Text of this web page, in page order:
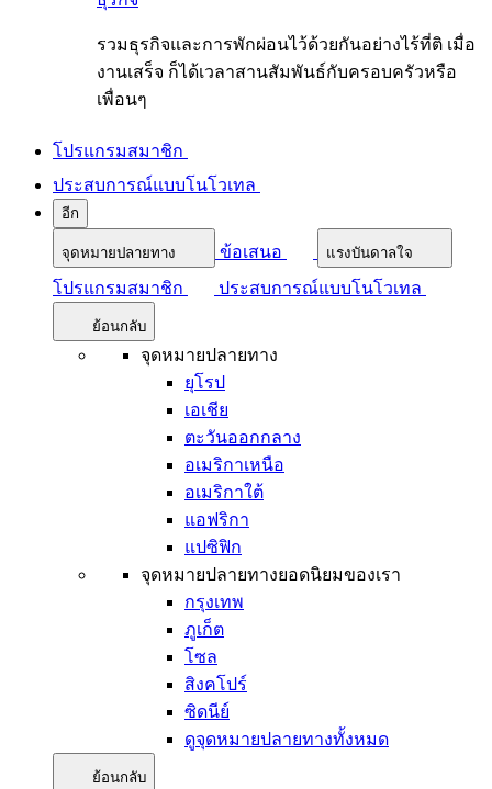
รวมธุรกิจและการพักผ่อนไว้ด้วยกันอย่างไร้ที่ติ เมื่อ
งานเสร็จ ก็ได้เวลาสานสัมพันธ์กับครอบครัวหรือ
เพื่อนๆ
โปรแกรมสมาชิก
ประสบการณ์แบบโนโวเทล
อีก
จุดหมายปลายทาง ข้อเสนอ แรงบันดาลใจ
โปรแกรมสมาชิก ประสบการณ์แบบโนโวเทล
ย้อนกลับ
จุดหมายปลายทาง
ยุโรป
เอเชีย
ตะวันออกกลาง
อเมริกาเหนือ
อเมริกาใต้
แอฟริกา
แปซิฟิก
จุดหมายปลายทางยอดนิยมของเรา
กรุงเทพ
ภูเก็ต
โซล
สิงคโปร์
ซิดนีย์
ดูจุดหมายปลายทางทั้งหมด
ย้อนกลับ